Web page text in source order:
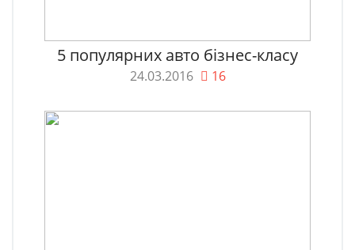
5 популярних авто бізнес-класу
24.03.2016 16